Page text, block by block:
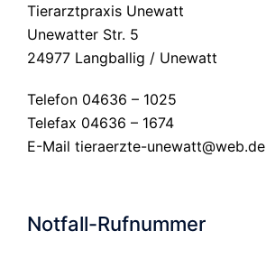
Tierarztpraxis Unewatt
Unewatter Str. 5
24977 Langballig / Unewatt
Telefon 04636 – 1025
Telefax 04636 – 1674
E-Mail tieraerzte-unewatt@web.de
Notfall-Rufnummer